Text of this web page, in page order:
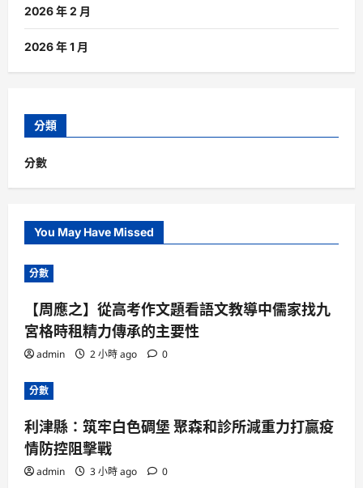
2026 年 2 月
2026 年 1 月
分類
分數
You May Have Missed
分數
【周應之】從高考作文題看語文教導中儒家找九
宮格時租精力傳承的主要性
admin 2 小時 ago 0
分數
利津縣：筑牢白色碉堡 聚森和診所減重力打贏疫
情防控阻擊戰
admin 3 小時 ago 0